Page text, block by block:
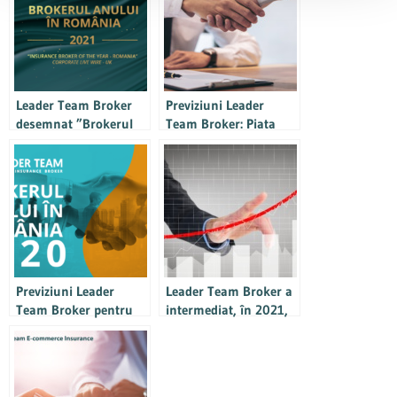
Leader Team Broker
desemnat ”Brokerul
de asigurări al anului
2021”, în cadrul
premiilor Innovation
Awards by Corporate
LiveWire din Marea
Britanie
Previziuni Leader
Team Broker: Piata
asigurarilor de
raspundere
profesionala din
Romania va creste cu
20-30% pe an
Previziuni Leader
Team Broker pentru
2021: Asigurarile
cyber, sanatate si cele
de raspunderi vor
domina topul cererilor
Leader Team Broker a
intermediat, în 2021,